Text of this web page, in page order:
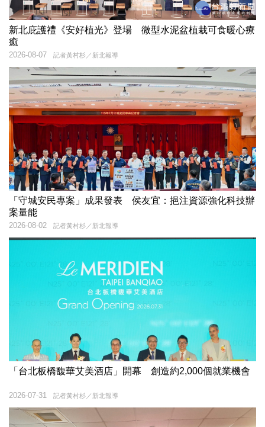
新北庇護禮《安好植光》登場 微型水泥盆植栽可食暖心療
癒
記者黃村杉／新北報導
2026-08-07
「守城安民專案」成果發表 侯友宜：挹注資源強化科技辦
案量能
記者黃村杉／新北報導
2026-08-02
「台北板橋馥華艾美酒店」開幕 創造約2,000個就業機會
記者黃村杉／新北報導
2026-07-31